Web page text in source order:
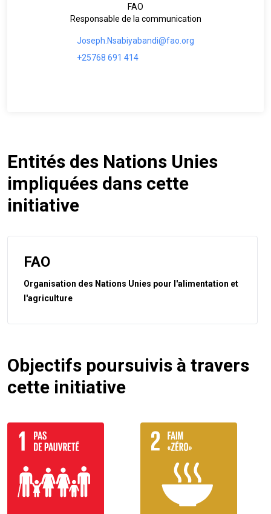
FAO
Responsable de la communication
Joseph.Nsabiyabandi@fao.org
+25768 691 414
Entités des Nations Unies
impliquées dans cette
initiative
FAO
Organisation des Nations Unies pour l'alimentation et
l'agriculture
Objectifs poursuivis à travers
cette initiative